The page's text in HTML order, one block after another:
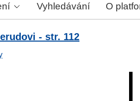
Vyhledávání O
- str. 112